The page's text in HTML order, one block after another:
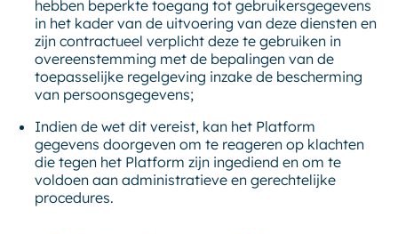
hebben beperkte toegang tot gebruikersgegevens
in het kader van de uitvoering van deze diensten en
zijn contractueel verplicht deze te gebruiken in
overeenstemming met de bepalingen van de
toepasselijke regelgeving inzake de bescherming
van persoonsgegevens;
Indien de wet dit vereist, kan het Platform
gegevens doorgeven om te reageren op klachten
die tegen het Platform zijn ingediend en om te
voldoen aan administratieve en gerechtelijke
procedures.